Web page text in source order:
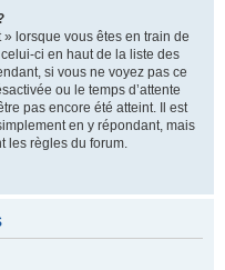
lorsque vous êtes en train de
ci en haut de la liste des
si vous ne voyez pas ce
ou le temps d’attente
pas encore été atteint. Il est
en y répondant, mais
les règles du forum.